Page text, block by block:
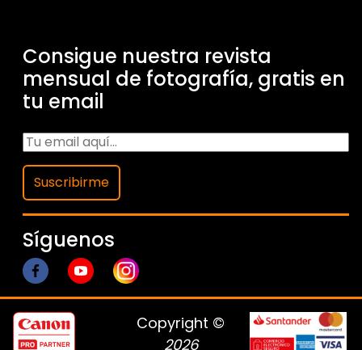
Consigue nuestra revista
mensual de fotografía, gratis en
tu email
Suscribirme
Síguenos
Copyright ©
2026